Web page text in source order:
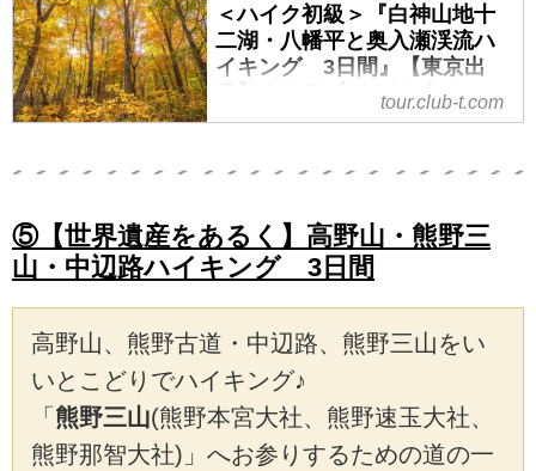
＜ハイク初級＞『白神山地十
二湖・八幡平と奥入瀬渓流ハ
イキング 3日間』【東京出
発】｜クラブツーリズム
tour.club-t.com
⑤【世界遺産をあるく】高野山・熊野三
山・中辺路ハイキング 3日間
高野山、熊野古道・中辺路、熊野三山をい
いとこどりでハイキング♪
「 熊野三山(熊野本宮大社、熊野速玉大社、
熊野那智大社)」へお参りするための道の一